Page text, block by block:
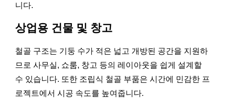
니다.
상업용 건물 및 창고
철골 구조는 기둥 수가 적은 넓고 개방된 공간을 지원하
므로 사무실, 쇼룸, 창고 등의 레이아웃을 쉽게 설계할
수 있습니다. 또한 조립식 철골 부품은 시간에 민감한 프
로젝트에서 시공 속도를 높여줍니다.